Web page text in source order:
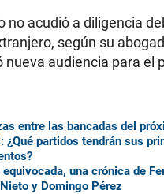
no acudió a diligencia
según su
nueva audiencia para el
entre las bancadas del
¿Qué partidos tendrán sus
equivocada, una crónica de
y Domingo Pérez